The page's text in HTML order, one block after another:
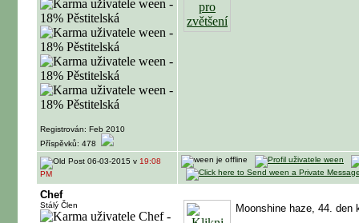
Registrován: Feb 2010
Příspěvků: 478
06-03-2015 v 19:08
PM
Chef
Stálý Člen Moonshine haze, 44. den